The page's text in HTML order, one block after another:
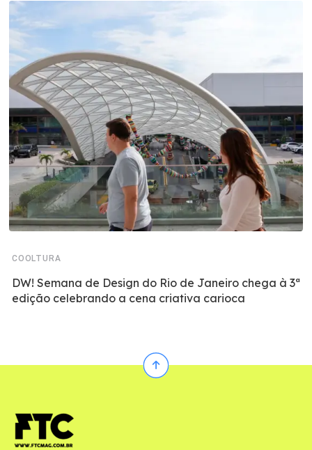
COOLTURA
DW! Semana de Design do Rio de Janeiro chega à 3ª
edição celebrando a cena criativa carioca